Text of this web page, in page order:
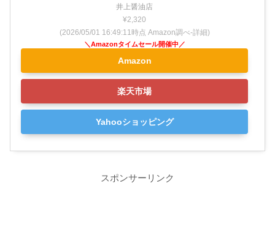
井上醤油店
¥2,320
(2026/05/01 16:49:11時点 Amazon調べ-詳細)
Amazon
楽天市場
Yahooショッピング
スポンサーリンク